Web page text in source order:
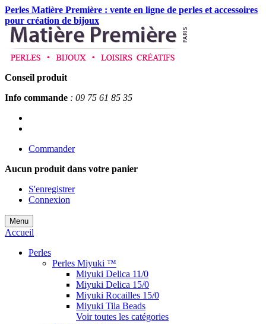
Perles Matière Première : vente en ligne de perles et accessoires
pour création de bijoux
Conseil produit
Info commande : 09 75 61 85 35
Commander
Aucun produit dans votre panier
S'enregistrer
Connexion
Menu
Accueil
Perles
Perles Miyuki ™
Miyuki Delica 11/0
Miyuki Delica 15/0
Miyuki Rocailles 15/0
Miyuki Tila Beads
Voir toutes les catégories